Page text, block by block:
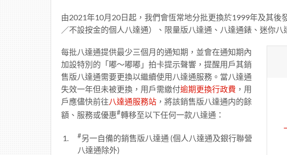
由2021年10月20日起，我們會恆常地分批更換於1999年及其後
／不設按金的個人八達通）、限量版八達通、八達通錶、迷你八
每批八達通提供最少三個月的通知期，並會在通知期內
加設特別的「嘟～嘟嘟」拍卡提示聲響，提醒用戶其銷
售版八達通需要更換以繼續使用八達通服務。當八達通
失效一年但未被更換，用戶需繳付逾期更換行政費 ，用
戶應儘快前往八達通服務站 ，將該銷售版八達通内的餘
額、服務或優惠#轉移至以下任何一款八達通：
#另一自備的銷售版八達通 (個人八達通及銀行聯營
八達通除外)